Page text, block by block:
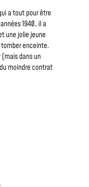
a tout pour être
1940, il a
une jolie jeune
enceinte.
(mais dans un
moindre contrat